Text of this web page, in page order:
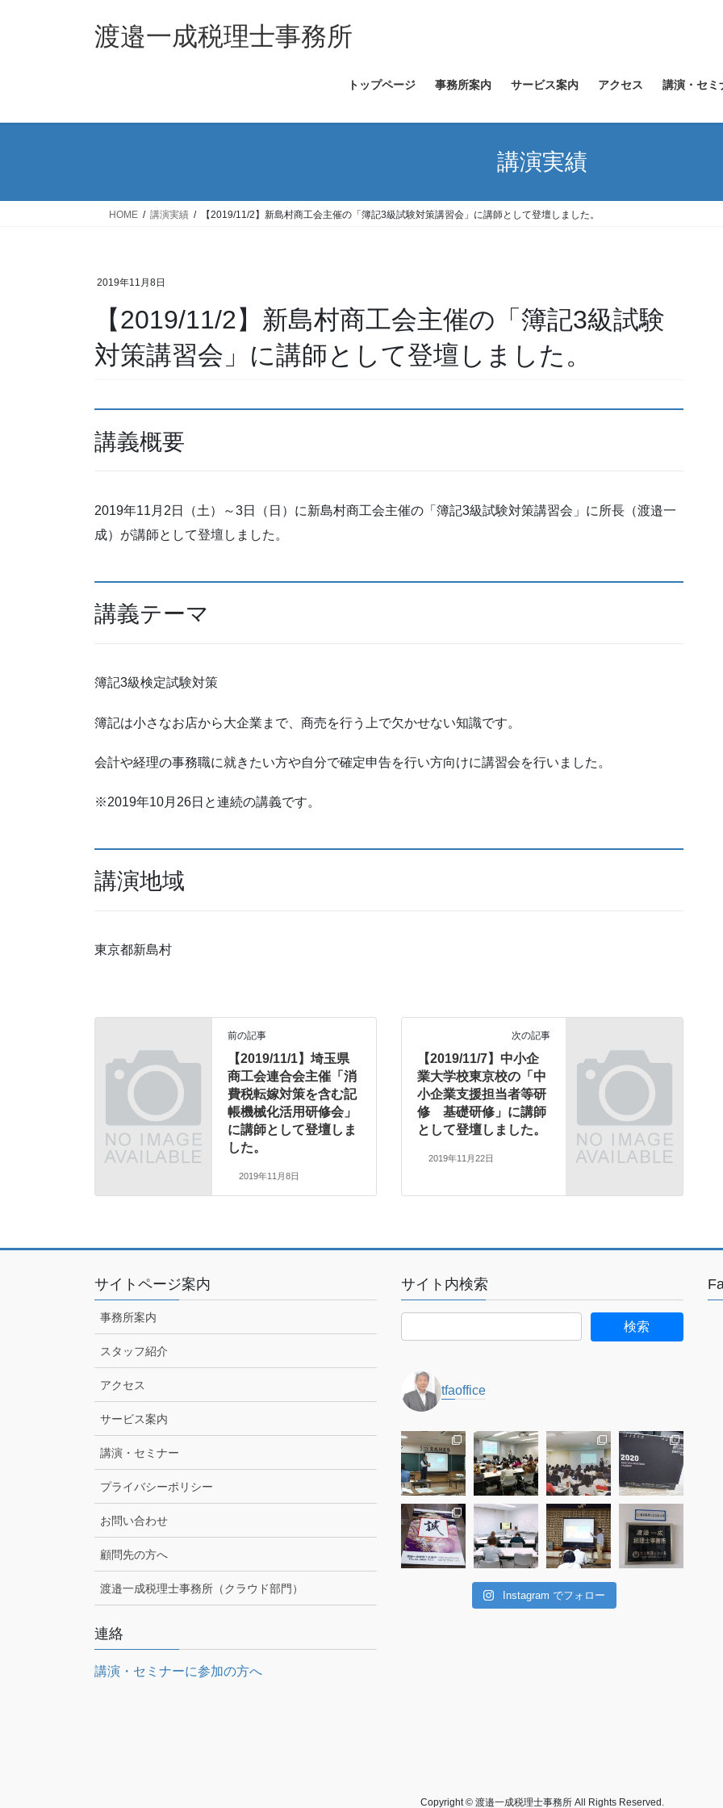
ス
ン
渡邉一成税理士事務所
トップページ 事務所案内 サービス案内 アクセス 講演・セミ
講演実績
HOME 講演実績 【2019/11/2】新島村商工会主催の「簿記3級試験対策講習会」に講師として登壇しました。
2019年11月8日
【2019/11/2】新島村商工会主催の「簿記3級試験
対策講習会」に講師として登壇しました。
講義概要
2019年11月2日（土）～3日（日）に新島村商工会主催の「簿記3級試験対策講習会」に所長（渡邉一
成）が講師として登壇しました。
講義テーマ
簿記3級検定試験対策
簿記は小さなお店から大企業まで、商売を行う上で欠かせない知識です。
会計や経理の事務職に就きたい方や自分で確定申告を行い方向けに講習会を行いました。
※2019年10月26日と連続の講義です。
講演地域
東京都新島村
前の記事
【2019/11/1】埼玉県
商工会連合会主催「消
費税転嫁対策を含む記
帳機械化活用研修会」
に講師として登壇しま
した。
2019年11月8日
次の記事
【2019/11/7】中小企
業大学校東京校の「中
小企業支援担当者等研
修 基礎研修」に講師
として登壇しました。
2019年11月22日
サイトページ案内
事務所案内
スタッフ紹介
アクセス
サービス案内
講演・セミナー
プライバシーポリシー
お問い合わせ
顧問先の方へ
渡邉一成税理士事務所（クラウド部門）
連絡
講演・セミナーに参加の方へ
サイト内検索
tfaoffice
Instagram でフォロー
Copyright © 渡邉一成税理士事務所 All Rights Reserved.